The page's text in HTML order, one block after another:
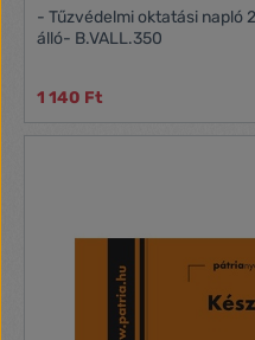
- Tűzvédelmi oktatási napló
álló- B.VALL.350
1 140 Ft